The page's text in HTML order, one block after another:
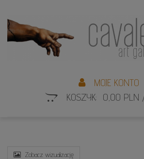
MOJE KONTO
KOSZYK: 0,00 PLN
Zobacz wizualizację